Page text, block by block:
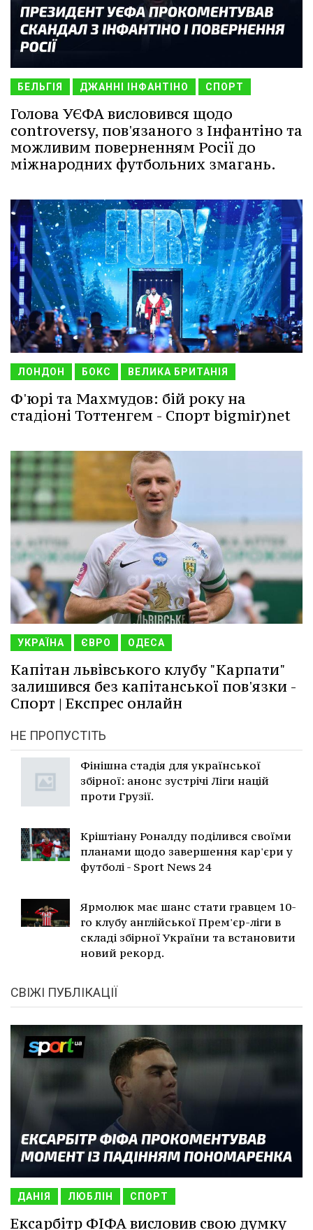
БЕЛЬГІЯ ДЖАННІ ІНФАНТІНО СПОРТ
Голова УЄФА висловився щодо
controversy, пов'язаного з Інфантіно та
можливим поверненням Росії до
міжнародних футбольних змагань.
ЛОНДОН БОКС ВЕЛИКА БРИТАНІЯ
Ф'юрі та Махмудов: бій року на
стадіоні Тоттенгем - Спорт bigmir)net
УКРАЇНА ЄВРО ОДЕСА
Капітан львівського клубу "Карпати"
залишився без капітанської пов'язки -
Спорт | Експрес онлайн
НЕ ПРОПУСТІТЬ
Фінішна стадія для української
збірної: анонс зустрічі Ліги націй
проти Грузії.
Кріштіану Роналду поділився своїми
планами щодо завершення кар'єри у
футболі - Sport News 24
Ярмолюк має шанс стати гравцем 10-
го клубу англійської Прем'єр-ліги в
складі збірної України та встановити
новий рекорд.
СВІЖІ ПУБЛІКАЦІЇ
ДАНІЯ ЛЮБЛІН СПОРТ
Ексарбітр ФІФА висловив свою думку